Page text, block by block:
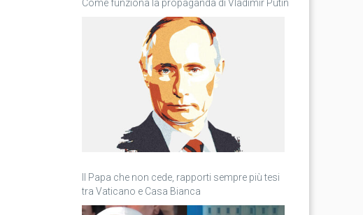
Come funziona la propaganda di Vladimir Putin
Il Papa che non cede, rapporti sempre più tesi
tra Vaticano e Casa Bianca